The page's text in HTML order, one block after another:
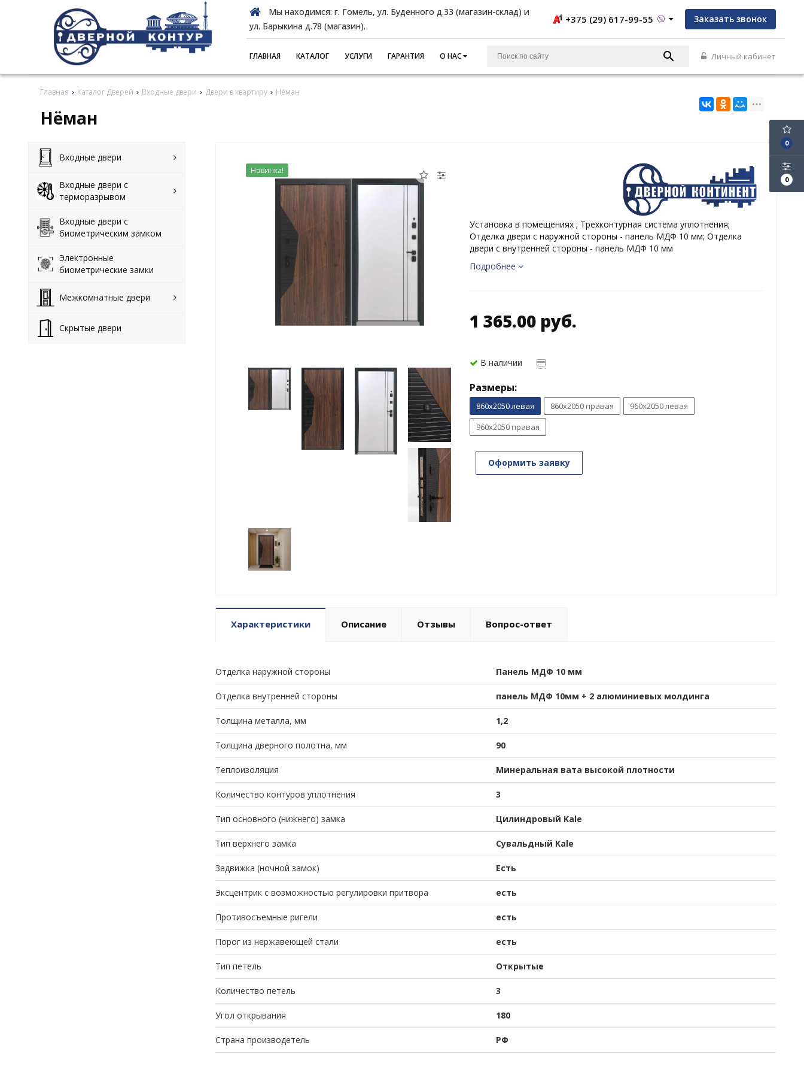
Мы находимся: г. Гомель, ул. Буденного д.33 (магазин-склад) и
ул. Барыкина д.78 (магазин).
+375 (29) 617-99-55 Заказать звонок
ГЛАВНАЯ КАТАЛОГ УСЛУГИ ГАРАНТИЯ О НАС Личный кабинет
Главная Каталог Дверей Входные двери Двери в квартиру Нёман
Нёман
0
0
Входные двери
Входные двери с
терморазрывом
Входные двери с
биометрическим замком
Электронные
биометрические замки
Межкомнатные двери
Скрытые двери
Новинка!
Установка в помещениях ; Трехконтурная система уплотнения;
Отделка двери с наружной стороны - панель МДФ 10 мм; Отделка
двери с внутренней стороны - панель МДФ 10 мм
Подробнее
1 365.00 руб.
В наличии
Размеры:
860х2050 левая 860х2050 правая
960х2050 левая
960х2050 правая
Оформить заявку
Характеристики Описание Отзывы Вопрос-ответ
Отделка наружной стороны Панель МДФ 10 мм
Отделка внутренней стороны панель МДФ 10мм + 2 алюминиевых молдинга
Толщина металла, мм 1,2
Толщина дверного полотна, мм 90
Теплоизоляция Минеральная вата высокой плотности
Количество контуров уплотнения 3
Тип основного (нижнего) замка Цилиндровый Kale
Тип верхнего замка Сувальдный Kale
Задвижка (ночной замок) Есть
Эксцентрик с возможностью регулировки притвора есть
Противосъемные ригели есть
Порог из нержавеющей стали есть
Тип петель Открытые
Количество петель 3
Угол открывания 180
Страна производетель РФ